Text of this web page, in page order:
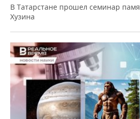
В Татарстане прошел семинар
Хузина